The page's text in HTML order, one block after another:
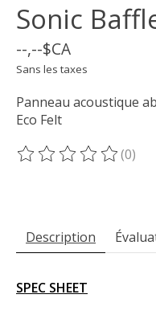
Sonic
--,--$CA
Sans les taxes
Panneau acoustique
Eco Felt
Ce produit est évalué à
(0)
Description
SPEC SHEET